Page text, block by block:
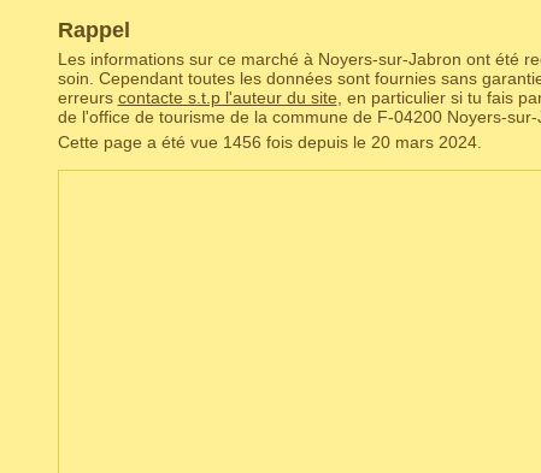
Rappel
Les informations sur ce marché à Noyers-sur-Jabron ont été
soin. Cependant toutes les données sont fournies sans
erreurs contacte s.t.p l'auteur du site , en particulier si tu fais
de l'office de tourisme de la commune de F‑04200 Noyers-
Cette page a été vue 1456 fois depuis le 20 mars 2024.